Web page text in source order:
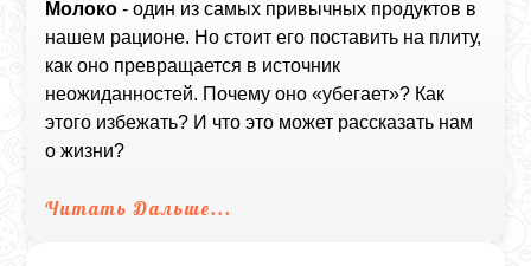
Молоко - один из самых привычных продуктов в
нашем рационе. Но стоит его поставить на плиту,
как оно превращается в источник
неожиданностей. Почему оно «убегает»? Как
этого избежать? И что это может рассказать нам
о жизни?
Читать Дальше...